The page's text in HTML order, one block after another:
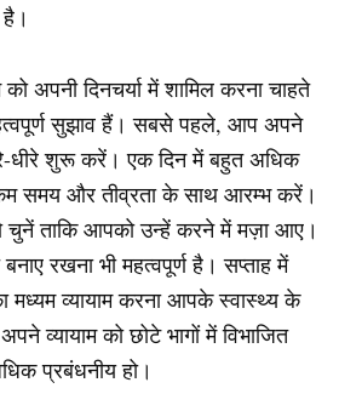
अपनी दिनचर्या में शामिल करना चाहते
सुझाव हैं। सबसे पहले, आप अपने
धीरे शुरू करें। एक दिन में बहुत अधिक
समय और तीव्रता के साथ आरम्भ करें।
चुनें ताकि आपको उन्हें करने में मज़ा आए।
रखना भी महत्वपूर्ण है। सप्ताह में
व्यायाम करना आपके स्वास्थ्य के
व्यायाम को छोटे भागों में विभाजित
प्रबंधनीय हो।